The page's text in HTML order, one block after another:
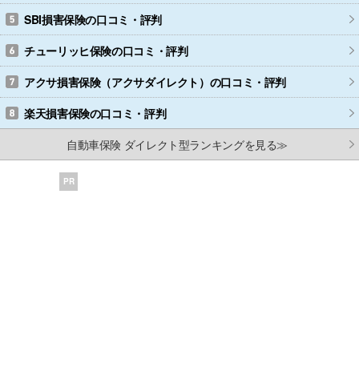
SBI損害保険の口コミ・評判
チューリッヒ保険の口コミ・評判
アクサ損害保険（アクサダイレクト） の口コミ・評判
楽天損害保険の口コミ・評判
自動車保険 ダイレクト型ランキングを見る≫
PR